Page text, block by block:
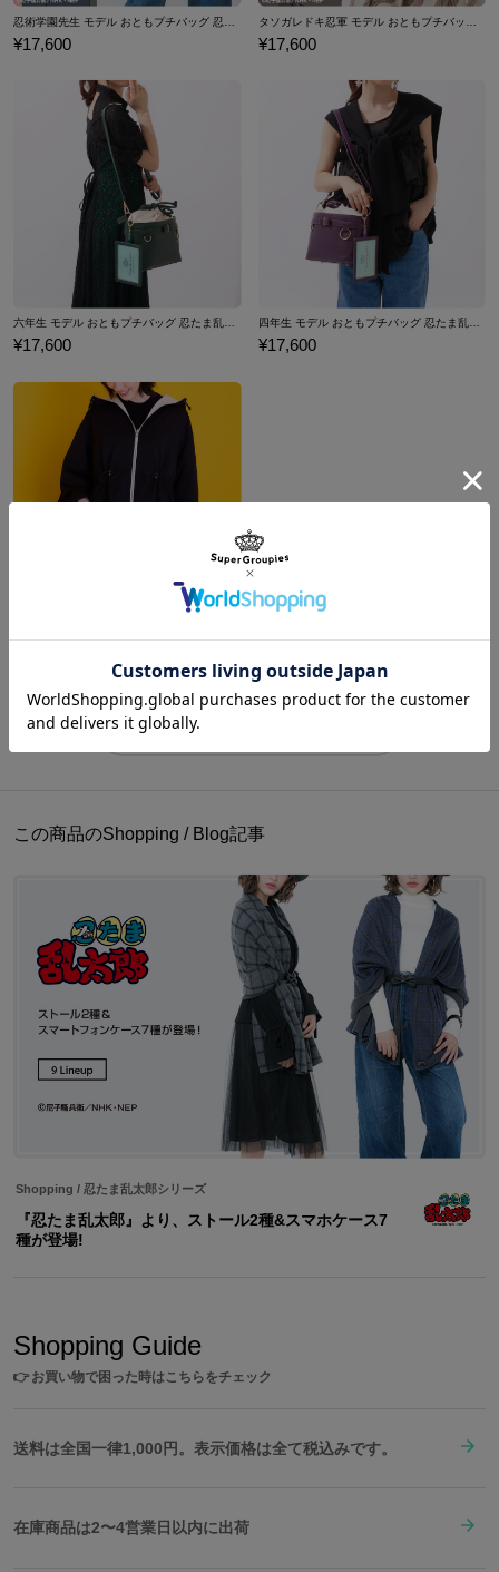
¥17,600 ¥17,600
六年生 モデル おともプチバッグ 忍たま乱太郎
¥17,600
四年生 モデル おともプチバッグ 忍たま乱太郎
¥17,600
¥23,100
商品をもっと見る
この商品のShopping / Blog記事
Shopping / 忍たま乱太郎シリーズ
『忍たま乱太郎』より、ストール2種&スマホケース7
種が登場!
Shopping Guide
👉お買い物で困った時はこちらをチェック
送料は全国一律1,000円。表示価格は全て税込みです。
在庫商品は2〜4営業日以内に出荷